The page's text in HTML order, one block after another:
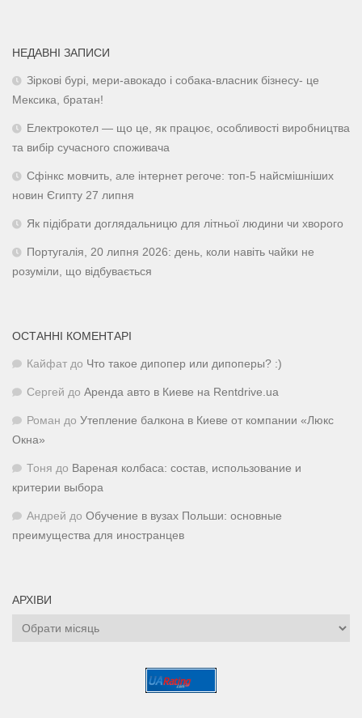
НЕДАВНІ ЗАПИСИ
Зіркові бурі, мери-авокадо і собака-власник бізнесу- це
Мексика, братан!
Електрокотел — що це, як працює, особливості виробництва
та вибір сучасного споживача
Сфінкс мовчить, але інтернет регоче: топ-5 найсмішніших
новин Єгипту 27 липня
Як підібрати доглядальницю для літньої людини чи хворого
Португалія, 20 липня 2026: день, коли навіть чайки не
розуміли, що відбувається
ОСТАННІ КОМЕНТАРІ
Кайфат до Что такое дипопер или дипоперы? :)
Сергей до Аренда авто в Киеве на Rentdrive.ua
Роман до Утепление балкона в Киеве от компании «Люкс
Окна»
Тоня до Вареная колбаса: состав, использование и
критерии выбора
Андрей до Обучение в вузах Польши: основные
преимущества для иностранцев
АРХІВИ
Архіви